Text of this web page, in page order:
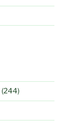
(244)